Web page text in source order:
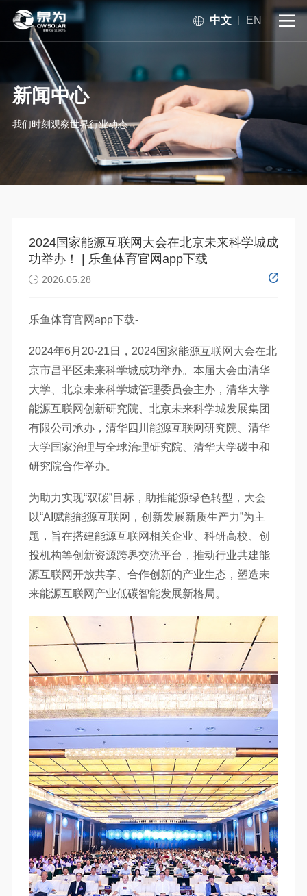
中文 EN 
新闻中心
我们时刻观察世界行业动态
2024国家能源互联网大会在北京未来科学城成
功举办！ | 乐鱼体育官网app下载
 2026.05.28
乐鱼体育官网app下载-
2024年6月20-21日，2024国家能源互联网大会在北
京市昌平区未来科学城成功举办。本届大会由清华
大学、北京未来科学城管理委员会主办，清华大学
能源互联网创新研究院、北京未来科学城发展集团
有限公司承办，清华四川能源互联网研究院、清华
大学国家治理与全球治理研究院、清华大学碳中和
研究院合作举办。
为助力实现“双碳”目标，助推能源绿色转型，大会
以“AI赋能能源互联网，创新发展新质生产力”为主
题，旨在搭建能源互联网相关企业、科研高校、创
投机构等创新资源跨界交流平台，推动行业共建能
源互联网开放共享、合作创新的产业生态，塑造未
来能源互联网产业低碳智能发展新格局。